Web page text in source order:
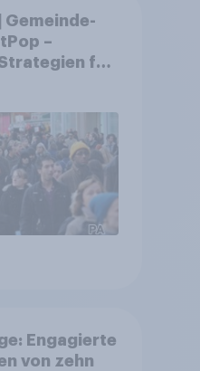
Gemeinde-
–
für
Engagierte
von zehn